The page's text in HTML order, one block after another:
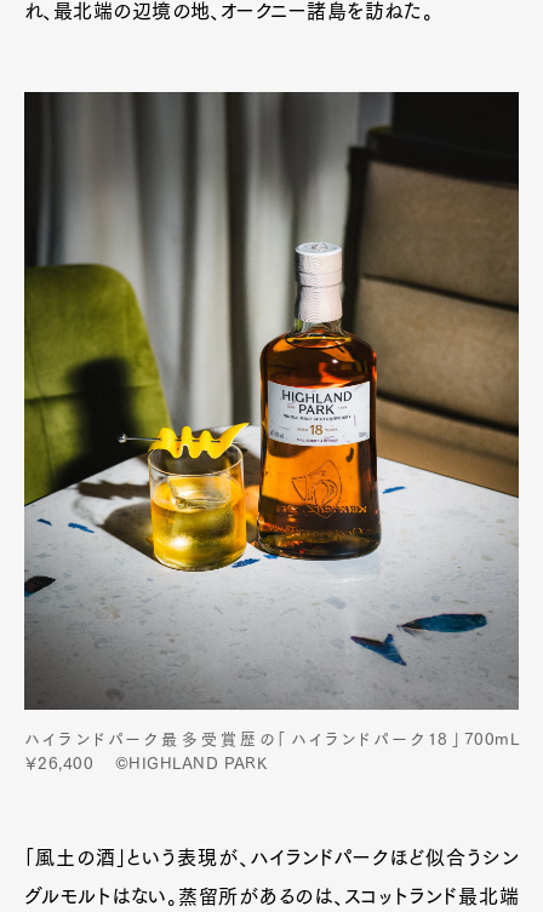
れ、最北端の辺境の地、オークニー諸島を訪ねた。
ハイランドパーク最多受賞歴の「ハイランドパーク18」700mL
￥26,400 ©HIGHLAND PARK
「風土の酒」という表現が、ハイランドパークほど似合うシン
グルモルトはない。蒸留所があるのは、スコットランド最北端